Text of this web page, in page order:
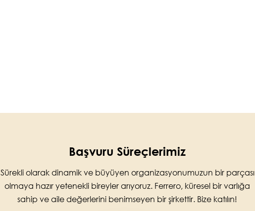
Başvuru Süreçlerimiz
Sürekli olarak dinamik ve büyüyen organizasyonumuzun bir parçası
olmaya hazır yetenekli bireyler arıyoruz. Ferrero, küresel bir varlığa
sahip ve aile değerlerini benimseyen bir şirkettir. Bize katılın!